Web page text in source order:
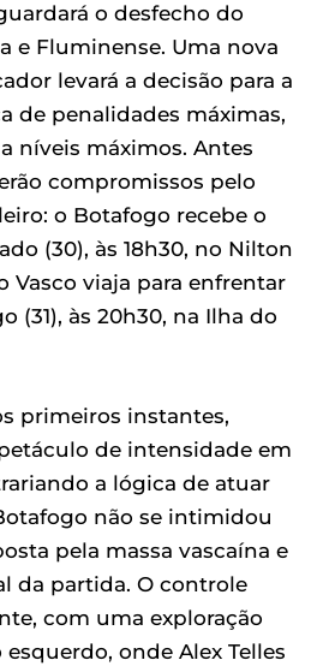
o desfecho do
e Fluminense. Uma nova
levará a decisão para a
de penalidades máximas,
níveis máximos. Antes
compromissos pelo
o Botafogo recebe o
(30), às 18h30, no Nilton
Vasco viaja para enfrentar
(31), às 20h30, na Ilha do
primeiros instantes,
de intensidade em
a lógica de atuar
não se intimidou
pela massa vascaína e
da partida. O controle
com uma exploração
onde Alex Telles